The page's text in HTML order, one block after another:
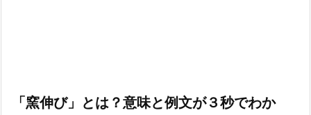
「窯伸び」とは？意味と例文が３秒でわか